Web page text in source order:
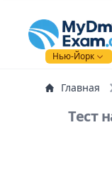
Нью-Йорк
Главная
Тест